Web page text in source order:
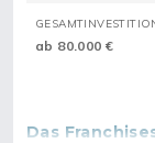
ab 80.000 €
Das